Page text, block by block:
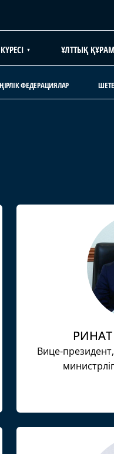
ҰЛТТЫҚ
ФЕДЕРАЦИЯЛАР
Вице-